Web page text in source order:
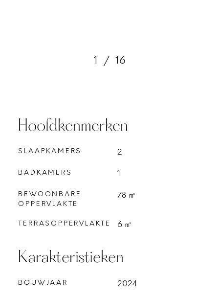
1 / 16
Hoofdkenmerken
SLAAPKAMERS 2
BADKAMERS 1
BEWOONBARE
OPPERVLAKTE
78 ㎡
TERRASOPPERVLAKTE 6 ㎡
Karakteristieken
BOUWJAAR 2024